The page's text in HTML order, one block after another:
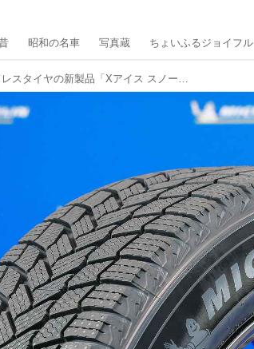
昭和の名車 写真蔵 ちょいふるジョイフル
ミシュランがスタッドレスタイヤの新製品「Xアイス スノー＋」を2026年8月から順次発売